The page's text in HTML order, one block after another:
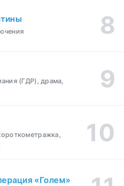
(ГДР), драма,
«Голем»